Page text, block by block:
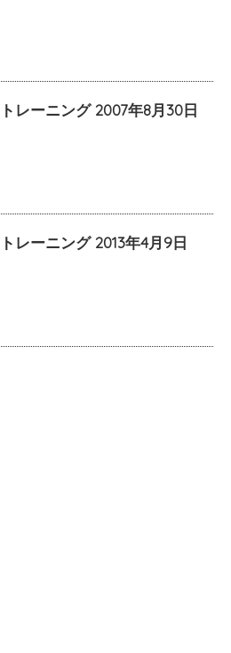
レーニング 2007年8月30日
レーニング 2013年4月9日